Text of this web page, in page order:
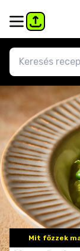
Mit főzzek